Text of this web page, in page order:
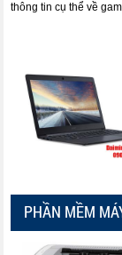
thông tin cụ thể về
PHẦN MỀM